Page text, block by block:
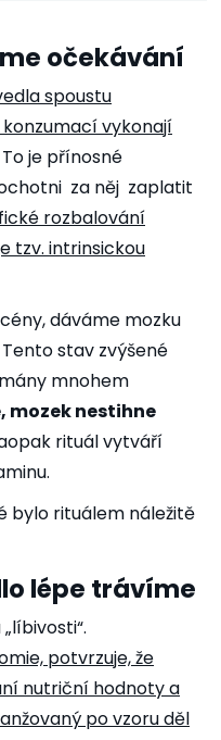
očekávání
spoustu
vykonají
To je přínosné
za něj zaplatit
rozbalování
tzv. intrinsickou
dáváme mozku
stav zvýšené
mnohem
mozek nestihne
rituál vytváří
bylo rituálem náležitě
lépe trávíme
potvrzuje, že
nutriční hodnoty a
po vzoru děl